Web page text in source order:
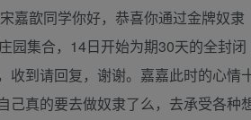
嘉歆同学你好，恭喜你通过金牌奴隶
园集合，14日开始为期30天的全封闭
收到请回复，谢谢。嘉嘉此时的心情
己真的要去做奴隶了么，去承受各种